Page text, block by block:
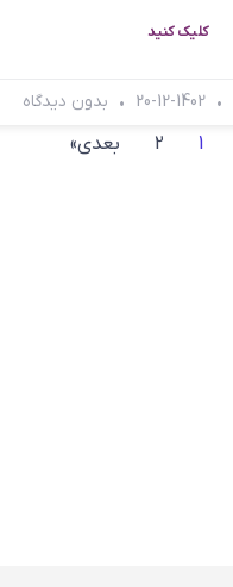
کلیک کنید
بدون دیدگاه
1
2 بعدی»